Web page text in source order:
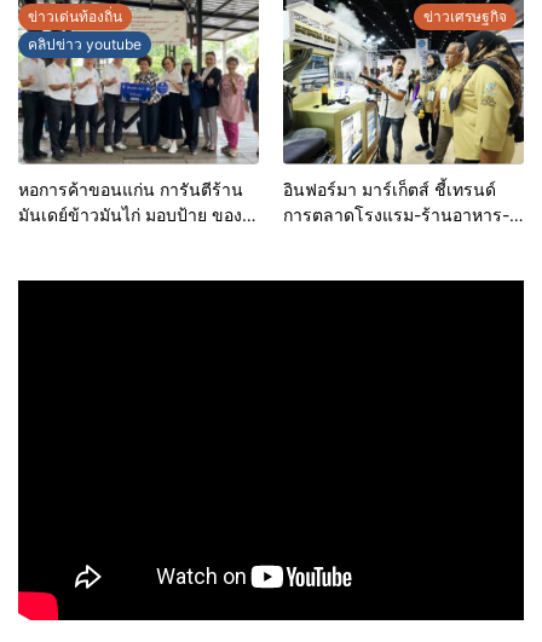
ข่าวเด่นท้องถิ่น
คลิปข่าว youtube
หอการค้าขอนแก่น การันตีร้าน
มันเดย์ข้าวมันไก่ มอบป้าย ของดี
ข่าวเศรษฐกิจ
อินฟอร์มา มาร์เก็ตส์ ชี้เทรนด์
การตลาดโรงแรม-ร้านอาหาร-